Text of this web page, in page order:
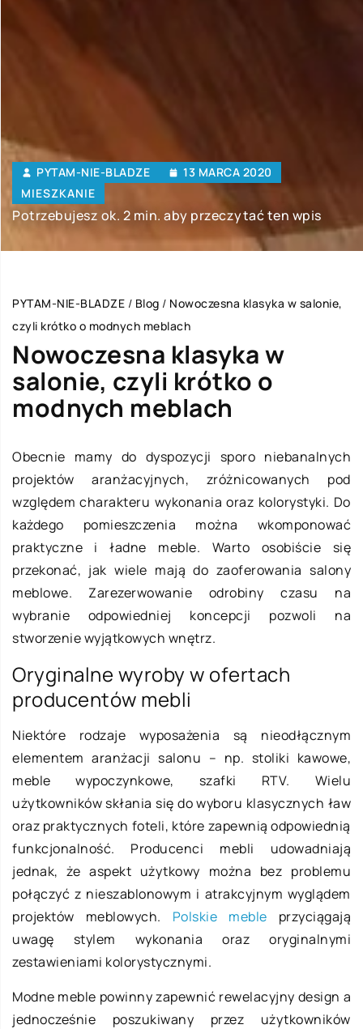
PYTAM-NIE-BLADZE
13 MARCA 2020
MIESZKANIE
Potrzebujesz ok. 2 min. aby przeczytać ten wpis
PYTAM-NIE-BLADZE / Blog / Nowoczesna klasyka w salonie,
czyli krótko o modnych meblach
Nowoczesna klasyka w
salonie, czyli krótko o
modnych meblach
Obecnie mamy do dyspozycji sporo niebanalnych
projektów aranżacyjnych, zróżnicowanych pod
względem charakteru wykonania oraz kolorystyki. Do
każdego pomieszczenia można wkomponować
praktyczne i ładne meble. Warto osobiście się
przekonać, jak wiele mają do zaoferowania salony
meblowe. Zarezerwowanie odrobiny czasu na
wybranie odpowiedniej koncepcji pozwoli na
stworzenie wyjątkowych wnętrz.
Oryginalne wyroby w ofertach
producentów mebli
Niektóre rodzaje wyposażenia są nieodłącznym
elementem aranżacji salonu – np. stoliki kawowe,
meble wypoczynkowe, szafki RTV. Wielu
użytkowników skłania się do wyboru klasycznych ław
oraz praktycznych foteli, które zapewnią odpowiednią
funkcjonalność. Producenci mebli udowadniają
jednak, że aspekt użytkowy można bez problemu
połączyć z nieszablonowym i atrakcyjnym wyglądem
projektów meblowych. Polskie meble przyciągają
uwagę stylem wykonania oraz oryginalnymi
zestawieniami kolorystycznymi.
Modne meble powinny zapewnić rewelacyjny design a
jednocześnie poszukiwany przez użytkowników